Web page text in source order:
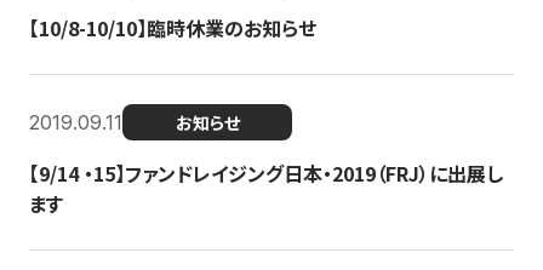
【10/8-10/10】臨時休業のお知らせ
2019.09.11 お知らせ
【9/14 ・15】ファンドレイジング日本・2019（FRJ）に出展し
ます